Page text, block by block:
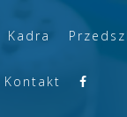
Kadra
Kontakt